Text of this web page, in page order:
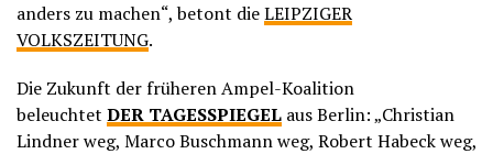
anders zu machen“, betont dieLEIPZIGER
VOLKSZEITUNG.
Die Zukunft der früheren Ampel-Koalition
beleuchtet DER TAGESSPIEGEL aus Berlin: „Christian
Lindner weg, Marco Buschmann weg, Robert Habeck weg,